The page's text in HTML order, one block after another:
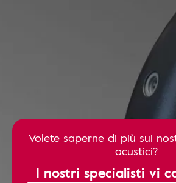
Volete saperne di più sui
acustici?
I nostri specialisti vi